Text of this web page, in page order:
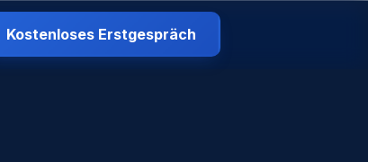
Kostenloses Erstgespräch